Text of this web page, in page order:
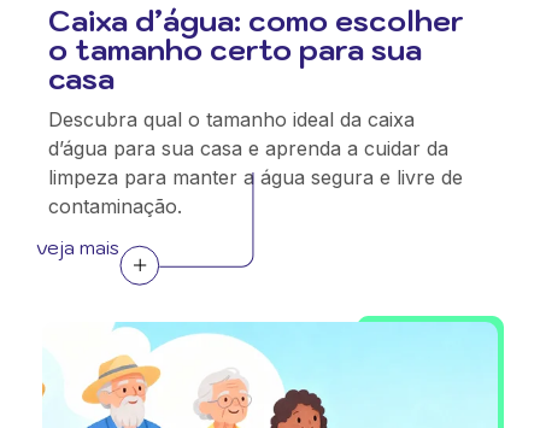
Caixa d’água: como escolher
o tamanho certo para sua
casa
Descubra qual o tamanho ideal da caixa
d’água para sua casa e aprenda a cuidar da
limpeza para manter a água segura e livre de
contaminação.
veja mais